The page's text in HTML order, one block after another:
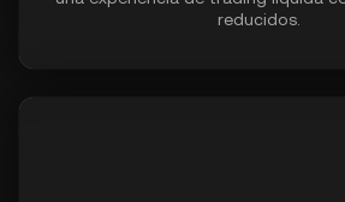
reducidos.